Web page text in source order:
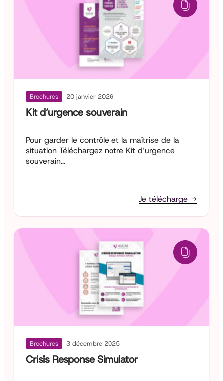
Brochures 20 janvier 2026
Kit d’urgence souverain
Pour garder le contrôle et la maîtrise de la
situation Téléchargez notre Kit d’urgence
souverain…
Je télécharge
Brochures 3 décembre 2025
Crisis Response Simulator